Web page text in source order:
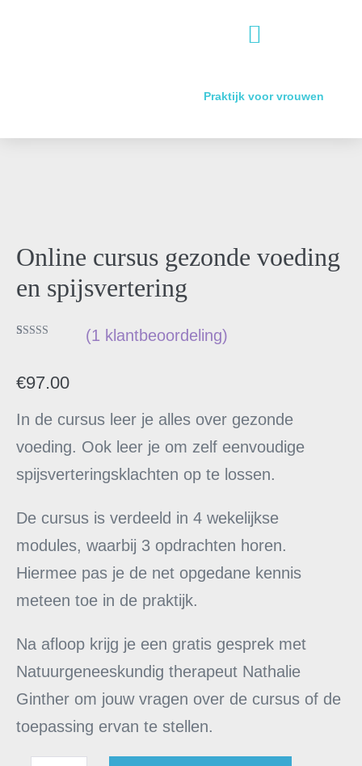
Praktijk voor vrouwen
Online cursus gezonde voeding
en spijsvertering
klant
waardering
(1 klantbeoordeling)
€97.00
In de cursus leer je alles over gezonde
voeding. Ook leer je om zelf eenvoudige
spijsverteringsklachten op te lossen.
De cursus is verdeeld in 4 wekelijkse
modules, waarbij 3 opdrachten horen.
Hiermee pas je de net opgedane kennis
meteen toe in de praktijk.
Na afloop krijg je een gratis gesprek met
Natuurgeneeskundig therapeut Nathalie
Ginther om jouw vragen over de cursus of de
toepassing ervan te stellen.